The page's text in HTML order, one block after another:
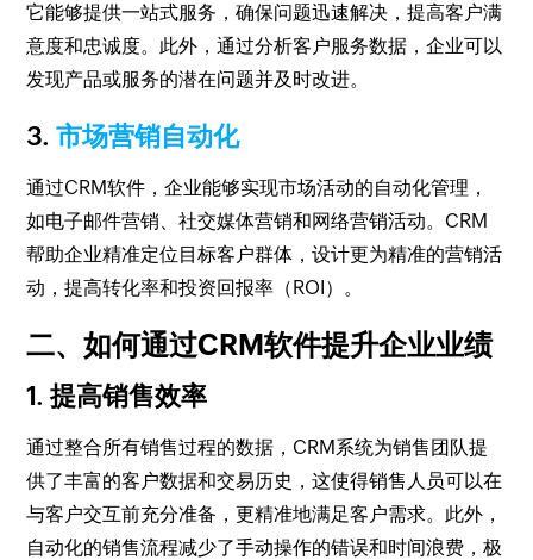
它能够提供一站式服务，确保问题迅速解决，提高客户满
意度和忠诚度。此外，通过分析客户服务数据，企业可以
发现产品或服务的潜在问题并及时改进。
3.市场营销自动化
通过CRM软件，企业能够实现市场活动的自动化管理，
如电子邮件营销、社交媒体营销和网络营销活动。CRM
帮助企业精准定位目标客户群体，设计更为精准的营销活
动，提高转化率和投资回报率（ROI）。
二、如何通过CRM软件提升企业业绩
1. 提高销售效率
通过整合所有销售过程的数据，CRM系统为销售团队提
供了丰富的客户数据和交易历史，这使得销售人员可以在
与客户交互前充分准备，更精准地满足客户需求。此外，
自动化的销售流程减少了手动操作的错误和时间浪费，极